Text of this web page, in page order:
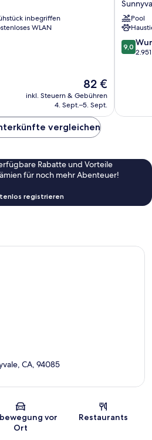
inbegriffen
WLAN
Der
Preis
beträgt
82 €
inkl. Steuern & Gebühren
4. Sept.–5. Sept.
Inn
Pool
9.0
von
9,0
vergleichen
Rabatte und Vorteile
für noch mehr Abenteuer!
registrieren
Karte
CA, 94085
vor
Ort
Restaurants